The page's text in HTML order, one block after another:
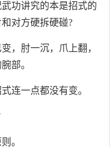
功讲究的本是招式的
对方硬拆硬碰?
，肘一沉，爪上翻，
部。
连一点都没有变。
。